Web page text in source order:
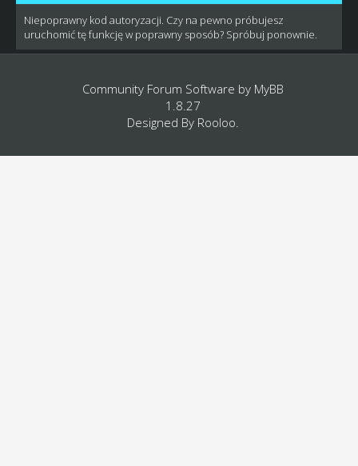
Niepoprawny kod autoryzacji. Czy na pewno próbujesz
uruchomić tę funkcję w poprawny sposób? Spróbuj ponownie.
Community Forum Software by MyBB
1.8.27
Designed By Rooloo.